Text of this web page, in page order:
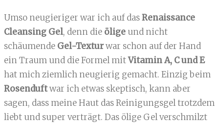
Umso neugieriger war ich auf dasRenaissance
Cleansing Gel, denn die ölige und nicht
schäumende Gel-Texturwar schon auf der Hand
ein Traum und die Formel mitVitamin A, C und E
hat mich ziemlich neugierig gemacht. Einzig beim
Rosenduftwar ich etwas skeptisch, kann aber
sagen, dass meine Haut das Reinigungsgel trotzdem
liebt und super verträgt. Das ölige Gel verschmilzt